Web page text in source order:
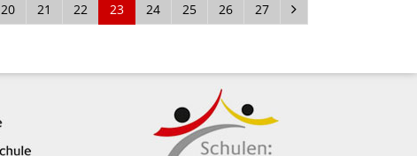
20 21 22 23 24 25 26 27